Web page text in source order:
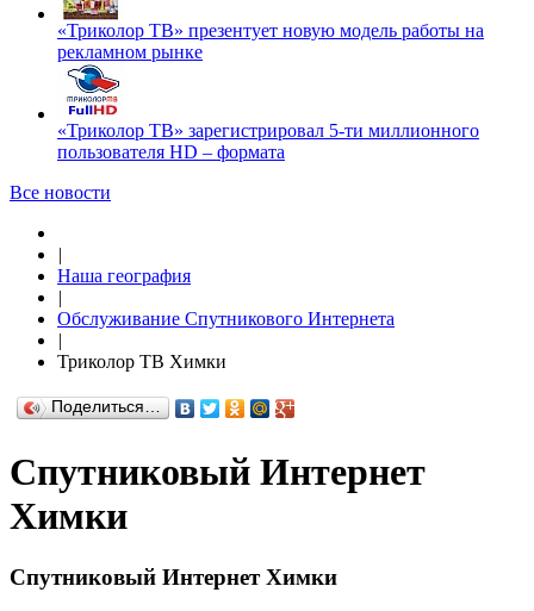
«Триколор ТВ» презентует новую модель работы на
рекламном рынке
«Триколор ТВ» зарегистрировал 5-ти миллионного
пользователя HD – формата
Все новости
|
Наша география
|
Обслуживание Спутникового Интернета
|
Триколор ТВ Химки
Поделиться…
Спутниковый Интернет
Химки
Спутниковый Интернет Химки